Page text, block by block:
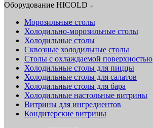
Оборудование HICOLD
Морозильные столы
Холодильно-морозильные столы
Холодильные столы
Сквозные холодильные столы
Столы с охлаждаемой поверхностью
Холодильные столы для пиццы
Холодильные столы для салатов
Холодильные столы для бара
Холодильные настольные витрины
Витрины для ингредиентов
Кондитерские витрины